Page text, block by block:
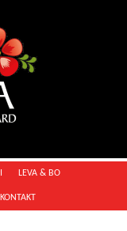
LEVA & BO
KONTAKT